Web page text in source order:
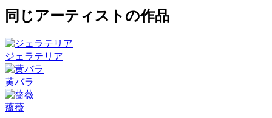
同じアーティストの作品
ジェラテリア
黄バラ
薔薇